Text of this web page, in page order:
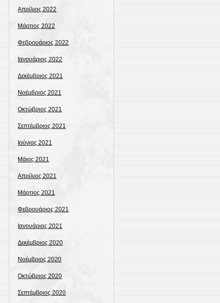
Απρίλιος 2022
Μάρτιος 2022
Φεβρουάριος 2022
Ιανουάριος 2022
Δεκέμβριος 2021
Νοέμβριος 2021
Οκτώβριος 2021
Σεπτέμβριος 2021
Ιούνιος 2021
Μάιος 2021
Απρίλιος 2021
Μάρτιος 2021
Φεβρουάριος 2021
Ιανουάριος 2021
Δεκέμβριος 2020
Νοέμβριος 2020
Οκτώβριος 2020
Σεπτέμβριος 2020